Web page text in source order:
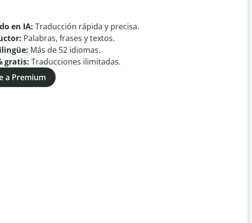
en IA: Traducción rápida y precisa.
Palabras, frases y textos.
Más de 52 idiomas.
gratis: Traducciones ilimitadas.
a Premium